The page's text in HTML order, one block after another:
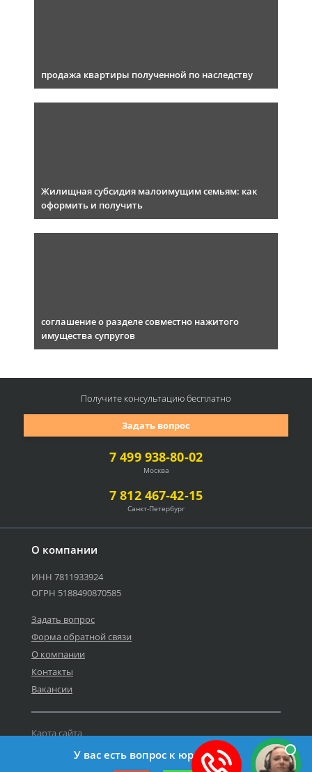
продажа квартиры полученной по наследству
Жилищная субсидия малоимущим семьям: как
оформить и получить
соглашение о разделе совместно нажитого
имущества супругов
О компании
ИНН 7811933924
ОГРН 5188490870585
Задать вопрос
Форма обратной связи
О компании
Контакты
Вакансии
Карта сайта
Политика персональных данных
7 499 938-80-02
Москва
7 812 467-42-15
Санкт-Петербург
Задать вопрос
Получите консультациюбесплатно
У вас есть вопрос к юристу?